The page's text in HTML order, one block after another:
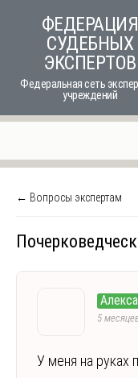
ФЕДЕРАЦИЯ
СУДЕБНЫХ
ЭКСПЕРТОВ
Федеральная сеть
учреждений
← Вопросы экспертам
5
У меня на руках